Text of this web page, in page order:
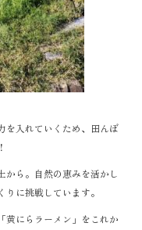
を入れていくため、田んぼ
から。自然の恵みを活かし
に挑戦しています。
黄にらラーメン」をこれか